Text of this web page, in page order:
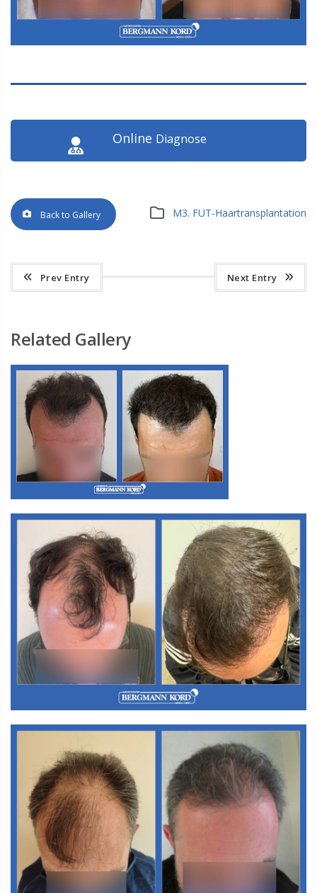
Online Diagnose
M3. FUT-Haartransplantation
Back to Gallery
Prev Entry Next Entry
Related Gallery
M3. FUT-Haartransplantation